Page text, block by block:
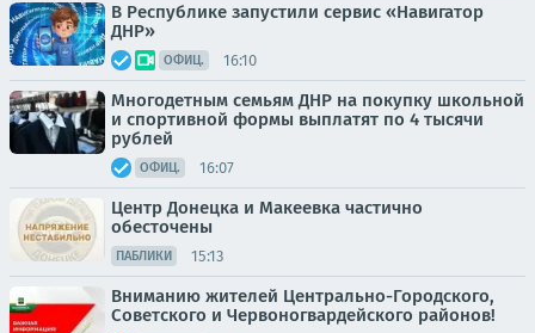
В Республике запустили сервис «Навигатор
ДНР»
ОФИЦ. 16:10
Многодетным семьям ДНР на покупку школьной
и спортивной формы выплатят по 4 тысячи
рублей
ОФИЦ. 16:07
Центр Донецка и Макеевка частично
обесточены
ПАБЛИКИ 15:13
Вниманию жителей Центрально-Городского,
Советского и Червоногвардейского районов!